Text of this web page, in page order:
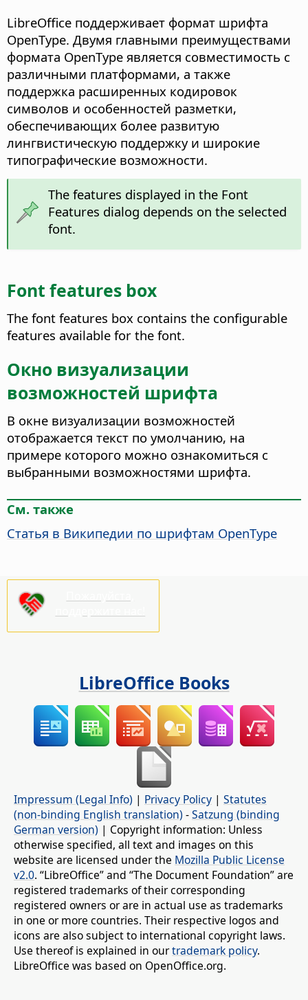
LibreOffice поддерживает формат шрифта
OpenType. Двумя главными преимуществами
формата OpenType является совместимость с
различными платформами, а также
поддержка расширенных кодировок
символов и особенностей разметки,
обеспечивающих более развитую
лингвистическую поддержку и широкие
типографические возможности.
The features displayed in the Font
Features dialog depends on the selected
font.
Font features box
The font features box contains the configurable
features available for the font.
Окно визуализации
возможностей шрифта
В окне визуализации возможностей
отображается текст по умолчанию, на
примере которого можно ознакомиться с
выбранными возможностями шрифта.
См. также
Статья в Википедии по шрифтам OpenType
LibreOffice Books
Impressum (Legal Info) | Privacy Policy | Statutes
(non-binding English translation) -Satzung (binding
German version) | Copyright information: Unless
otherwise specified, all text and images on this
website are licensed under the Mozilla Public License
v2.0. “LibreOffice” and “The Document Foundation” are
registered trademarks of their corresponding
registered owners or are in actual use as trademarks
in one or more countries. Their respective logos and
icons are also subject to international copyright laws.
Use thereof is explained in ourtrademark policy.
LibreOffice was based on OpenOffice.org.